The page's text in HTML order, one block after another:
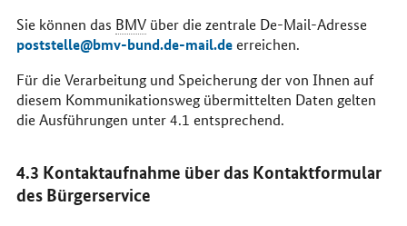
Sie können das BMVüber die zentrale De-Mail-Adresse
poststelle@bmv-bund.de-mail.deerreichen.
Für die Verarbeitung und Speicherung der von Ihnen auf
diesem Kommunikationsweg übermittelten Daten gelten
die Ausführungen unter 4.1 entsprechend.
4.3 Kontaktaufnahme über das Kontaktformular
des Bürgerservice